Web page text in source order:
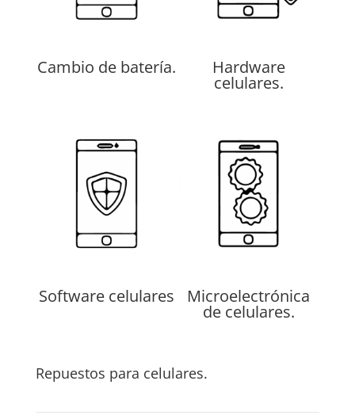
Cambio de batería. Hardware
celulares.
Software celulares Microelectrónica
de celulares.
Repuestos para celulares.